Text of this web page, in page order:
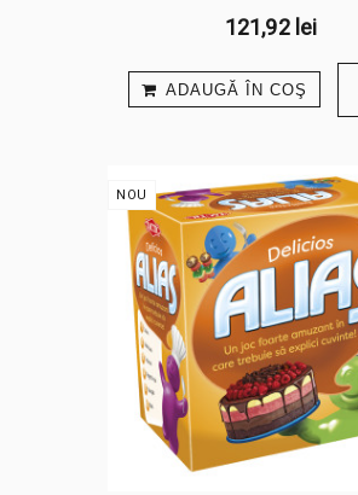
121,92 lei
ADAUGĂ ÎN COŞ
NOU